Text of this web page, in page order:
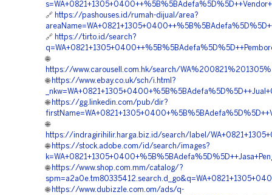
🔗 https://pashouses.id/rumah-dijual/area?
🔗 https://tirto.id/search?
🌐
https://www.carousell.com.hk/search/
🌐 https://www.ebay.co.uk/sch/i.html?
🌐 https://gg.linkedin.com/pub/dir?
🌐
https://indragirihilir.harga.biz.id/search/label/
🌐 https://stock.adobe.com/id/search/images?
🌐 https://www.shop.com.mm/catalog/?
🌐 https://www.dubizzle.com.om/ads/q-